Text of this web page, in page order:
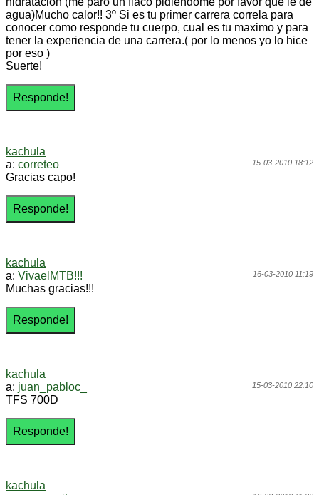
agua)Mucho calor!! 3º Si es tu primer carrera correla para
conocer como responde tu cuerpo, cual es tu maximo y para
tener la experiencia de una carrera.( por lo menos yo lo hice
por eso )
Suerte!
kachula
15-03-2010 18:12
a: correteo
Gracias capo!
kachula
16-03-2010 11:19
a: VivaelMTB!!!
Muchas gracias!!!
kachula
15-03-2010 22:10
a: juan_pabloc_
TFS 700D
kachula